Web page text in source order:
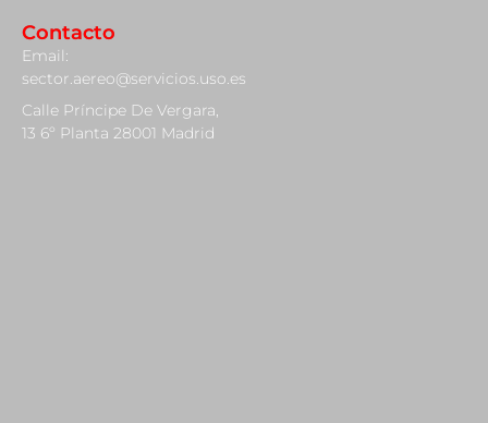
Contacto
Email:
sector.aereo@servicios.uso.es
Calle Príncipe De Vergara,
13 6º Planta 28001 Madrid